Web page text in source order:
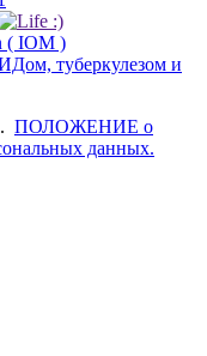
ПОЛОЖЕНИЕ о
данных.